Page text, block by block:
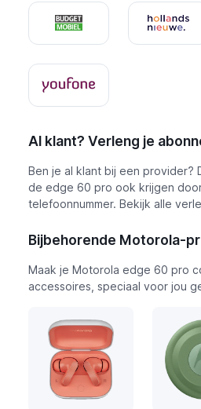
Al klant? Verleng je
Ben je al klant bij een provider?
de edge 60 pro ook krijgen
telefoonnummer. Bekijk alle
Bijbehorende Motorola-
Maak je Motorola edge 60 pro
accessoires, speciaal voor jou